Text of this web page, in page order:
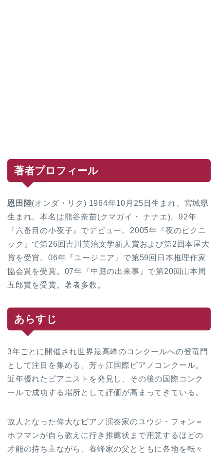
著者プロフィール
恩田陸(オンダ・リク) 1964年10月25日生まれ、宮城県
生まれ。本名は熊谷奈苗(クマガイ・ ナナエ)。92年
『六番目の小夜子』でデビュー。2005年『夜のピクニ
ック』で第26回吉川英治文学新人賞および第2回本屋大
賞を受賞。06年『ユージニア』で第59回日本推理作家
協会賞を受賞。07年『中庭の出来事』で第20回山本周
五郎賞を受賞。著者多数。
あらすじ
3年ごとに開催され世界最高峰のコンクールへの登竜門
として注目を集める、芳ヶ江国際ピアノコンクール。
近年優れたピアニストを発見し、その後の国際コンク
ールで成功する場所として評価が高まってきている。
故人となった偉大なピアノ演奏家のユウジ・フォン＝
ホフマンが自ら教えに行き推薦状まで用意するほどの
才能の持ち主ながら、養蜂家の父とともに各地を転々